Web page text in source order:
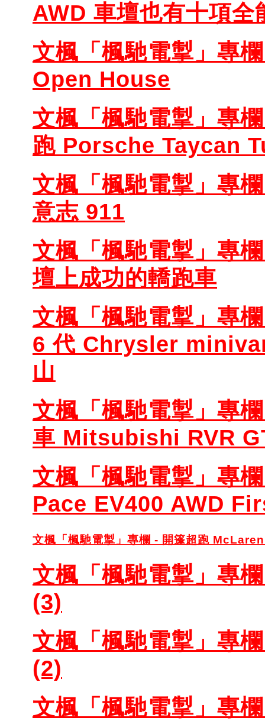
AWD 車壇也有十項全
文楓「楓馳電掣」專
Open House
文楓「楓馳電掣」專
跑 Porsche Taycan
文楓「楓馳電掣」專
意志 911
文楓「楓馳電掣」專
壇上成功的轎跑車
文楓「楓馳電掣」專
6 代 Chrysler
山
文楓「楓馳電掣」專
車 Mitsubishi RVR
文楓「楓馳電掣」專
Pace EV400 AWD
文楓「楓馳電掣」專欄 - 開篷超跑 McLa
文楓「楓馳電掣」專
(3)
文楓「楓馳電掣」專
(2)
文楓「楓馳電掣」專